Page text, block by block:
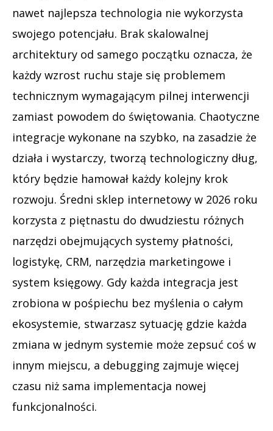
nawet najlepsza technologia nie wykorzysta
swojego potencjału. Brak skalowalnej
architektury od samego początku oznacza, że
każdy wzrost ruchu staje się problemem
technicznym wymagającym pilnej interwencji
zamiast powodem do świętowania. Chaotyczne
integracje wykonane na szybko, na zasadzie że
działa i wystarczy, tworzą technologiczny dług,
który będzie hamował każdy kolejny krok
rozwoju. Średni sklep internetowy w 2026 roku
korzysta z piętnastu do dwudziestu różnych
narzędzi obejmujących systemy płatności,
logistykę, CRM, narzędzia marketingowe i
system księgowy. Gdy każda integracja jest
zrobiona w pośpiechu bez myślenia o całym
ekosystemie, stwarzasz sytuację gdzie każda
zmiana w jednym systemie może zepsuć coś w
innym miejscu, a debugging zajmuje więcej
czasu niż sama implementacja nowej
funkcjonalności.